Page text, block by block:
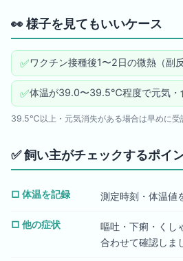
👀様子を見てもいいケース
✅ワクチン接種後1〜2日の微熱（副反
✅体温が39.0〜39.5℃程度で元気・
39.5℃以上・元気消失がある場合は早めに受
✅飼い主がチェックするポイ
□ 体温を記録 測定時刻・体温値
□ 他の症状
嘔吐・下痢・くし
合わせて確認しま